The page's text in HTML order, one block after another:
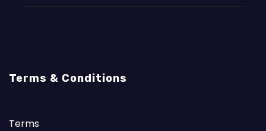
Terms & Conditions
Terms